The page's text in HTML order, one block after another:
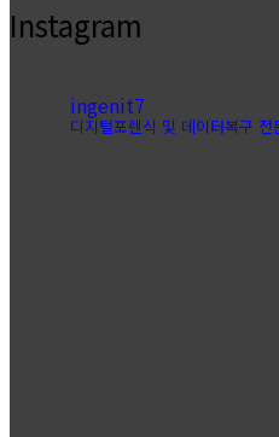
Instagram
ingenit7
디지털포렌식 및 데이터복구 전